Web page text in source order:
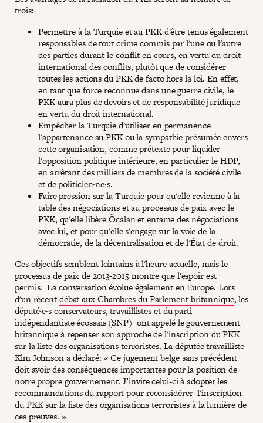
trois:
Permettre à la Turquie et au PKK d'être tenus également
responsables de tout crime commis par l'une ou l'autre
des parties durant le conflit en cours, en vertu du droit
international des conflits, plutôt que de considérer
toutes les actions du PKK de facto hors la loi. En effet,
en tant que force reconnue dans une guerre civile, le
PKK aura plus de devoirs et de responsabilité juridique
en vertu du droit international.
Empêcher la Turquie d'utiliser en permanence
l'appartenance au PKK ou la sympathie présumée envers
cette organisation, comme prétexte pour liquider
l'opposition politique intérieure, en particulier le HDP,
en arrêtant des milliers de membres de la société civile
et de politicien·ne·s.
Faire pression sur la Turquie pour qu'elle revienne à la
table des négociations et au processus de paix avec le
PKK, qu'elle libère Öcalan et entame des négociations
avec lui, et pour qu'elle s'engage sur la voie de la
démocratie, de la décentralisation et de l'État de droit.
Ces objectifs semblent lointains à l'heure actuelle, mais le
processus de paix de 2013-2015 montre que l'espoir est
permis. La conversation évolue également en Europe. Lors
d'un récentdébat aux Chambres du Parlement britannique, les
député·e·s conservateurs, travaillistes et du parti
indépendantiste écossais (SNP) ont appelé le gouvernement
britannique à repenser son approche de l'inscription du PKK
sur la liste des organisations terroristes. La députée travailliste
Kim Johnson a déclaré: « Ce jugement belge sans précédent
doit avoir des conséquences importantes pour la position de
notre propre gouvernement. J’invite celui-ci à adopter les
recommandations du rapport pour reconsidérer l'inscription
du PKK sur la liste des organisations terroristes à la lumière de
ces preuves. »